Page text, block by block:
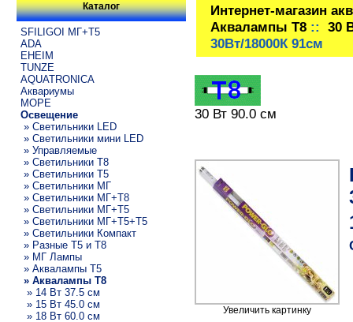
Каталог
SFILIGOI МГ+Т5
ADA
EHEIM
TUNZE
AQUATRONICA
Аквариумы
МОРЕ
Освещение
» Светильники LED
» Светильники мини LED
» Управляемые
» Светильники T8
» Светильники T5
» Светильники МГ
» Светильники МГ+T8
» Светильники МГ+T5
» Светильники МГ+T5+T5
» Светильники Компакт
» Разные T5 и T8
» МГ Лампы
» Аквалампы T5
» Аквалампы T8
» 14 Вт 37.5 см
» 15 Вт 45.0 см
» 18 Вт 60.0 см
Интернет-магазин
Аквалампы T8:: 30
30Вт/18000К 91см
30 Вт 90.0 см
Увеличить картинку